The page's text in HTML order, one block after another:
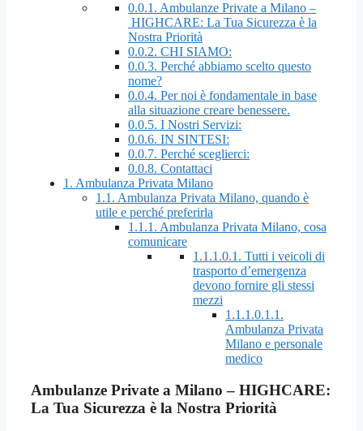
0.0.1. Ambulanze Private a Milano –
HIGHCARE: La Tua Sicurezza è la
Nostra Priorità
0.0.2. CHI SIAMO:
0.0.3. Perché abbiamo scelto questo
nome?
0.0.4. Per noi è fondamentale in base
alla situazione creare benessere.
0.0.5. I Nostri Servizi:
0.0.6. IN SINTESI:
0.0.7. Perché sceglierci:
0.0.8. Contattaci
1. Ambulanza Privata Milano
1.1. Ambulanza Privata Milano, quando è
utile e perché preferirla
1.1.1. Ambulanza Privata Milano, cosa
comunicare
1.1.1.0.1. Tutti i veicoli di
trasporto d’emergenza
devono fornire gli stessi
mezzi
1.1.1.0.1.1.
Ambulanza Privata
Milano e personale
medico
Ambulanze Private a Milano – HIGHCARE:
La Tua Sicurezza è la Nostra Priorità